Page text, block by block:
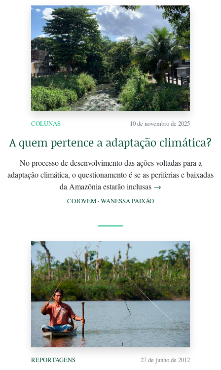
COLUNAS 10 de novembro de 2025
A quem pertence a adaptação climática?
No processo de desenvolvimento das ações voltadas para a
adaptação climática, o questionamento é se as periferias e baixadas
da Amazônia estarão inclusas →
COJOVEM ·WANESSA PAIXÃO
REPORTAGENS 27 de junho de 2012